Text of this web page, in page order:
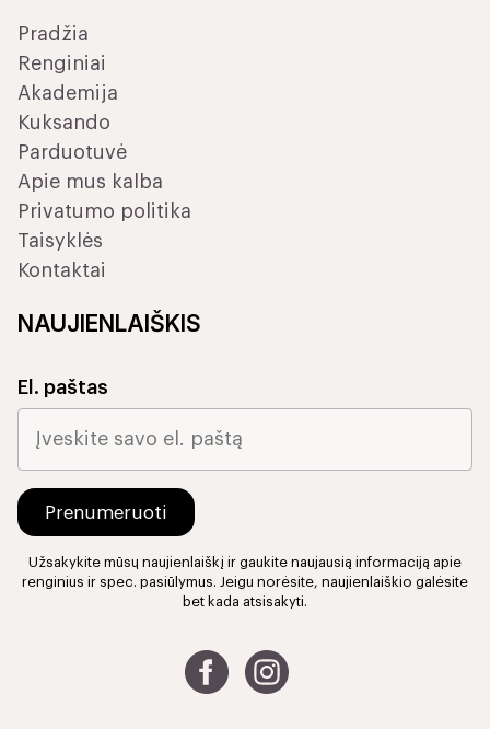
Pradžia
Renginiai
Akademija
Kuksando
Parduotuvė
Apie mus kalba
Privatumo politika
Taisyklės
Kontaktai
NAUJIENLAIŠKIS
El. paštas
Užsakykite mūsų naujienlaiškį ir gaukite naujausią informaciją apie
renginius ir spec. pasiūlymus. Jeigu norėsite, naujienlaiškio galėsite
bet kada atsisakyti.